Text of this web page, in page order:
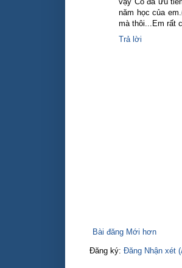
năm học của
mà thôi...Em rất
Trả lời
Bài đăng Mới hơn
Đăng ký: Đăng Nhận xét